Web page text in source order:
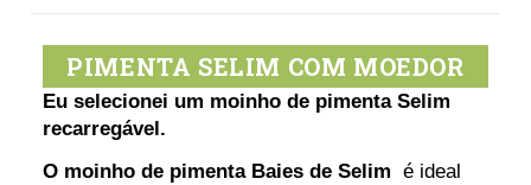
PIMENTA SELIM COM MOEDOR
Eu selecionei um moinho de pimenta Selim
recarregável.
O moinho de pimenta Baies de Selim é ideal